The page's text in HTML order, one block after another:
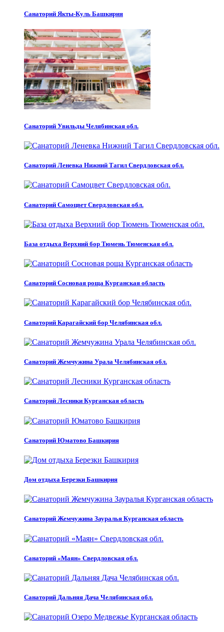
Санаторий Якты-Куль Башкирия
Санаторий Увильды Челябинская обл.
Санаторий Леневка Нижний Тагил Свердловская обл.
Санаторий Самоцвет Свердловская обл.
База отдыха Верхний бор Тюмень Тюменская обл.
Санаторий Сосновая роща Курганская область
Санаторий Карагайский бор Челябинская обл.
Санаторий Жемчужина Урала Челябинская обл.
Санаторий Лесники Курганская область
Санаторий Юматово Башкирия
Дом отдыха Березки Башкирия
Санаторий Жемчужина Зауралья Курганская область
Санаторий «Маян» Свердловская обл.
Санаторий Дальняя Дача Челябинская обл.